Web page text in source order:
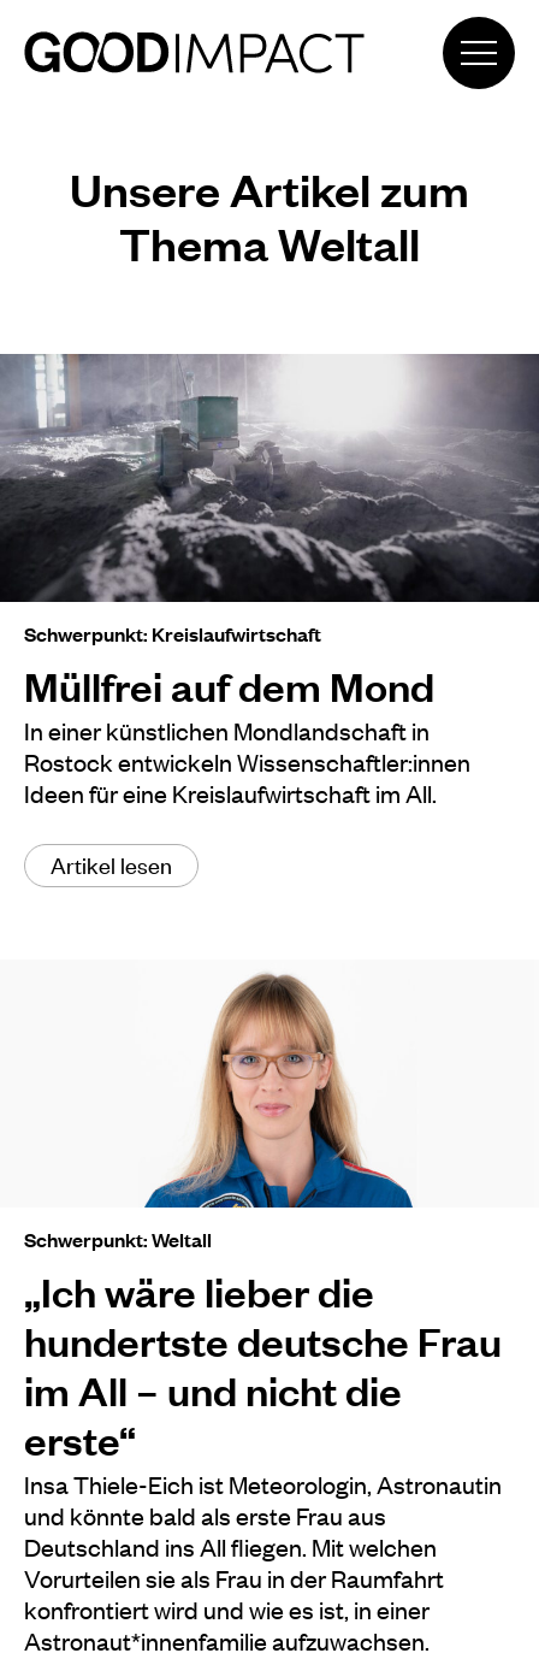
Unsere Artikel zum
Thema Weltall
Schwerpunkt: Kreislaufwirtschaft
Müllfrei auf dem Mond
In einer künstlichen Mondlandschaft in
Rostock entwickeln Wissenschaftler:innen
Ideen für eine Kreislaufwirtschaft im All.
Artikel lesen
Schwerpunkt: Weltall
„Ich wäre lieber die
hundertste deutsche Frau
im All – und nicht die
erste“
Insa Thiele-Eich ist Meteorologin, Astronautin
und könnte bald als erste Frau aus
Deutschland ins All fliegen. Mit welchen
Vorurteilen sie als Frau in der Raumfahrt
konfrontiert wird und wie es ist, in einer
Astronaut*innenfamilie aufzuwachsen.